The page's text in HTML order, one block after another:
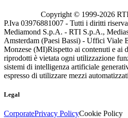
Copyright © 1999-2026
P.Iva 03976881007 - Tutti i diritti
Mediamond S.p.A. - RTI S.p.A.,
Amsterdam (Paesi Bassi) - Uffici Viale
Monzese (MI)Rispetto ai contenuti e ai
riprodotti è vietata ogni utilizzazione
sistemi di intelligenza artificiale
espresso di utilizzare mezzi
Legal
CorporatePrivacy PolicyCookie Policy